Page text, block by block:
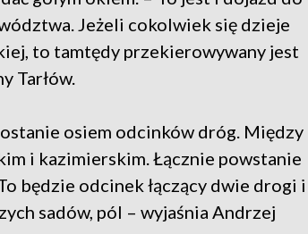
Jeżeli cokolwiek się dzieje
to tamtędy przekierowywany jest
Tarłów.
osiem odcinków dróg. Między
i kazimierskim. Łącznie powstanie
będzie odcinek łączący dwie drogi i
sadów, pól – wyjaśnia Andrzej